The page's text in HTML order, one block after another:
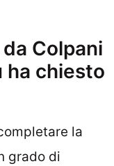
Colpani
ha chiesto
la
grado di